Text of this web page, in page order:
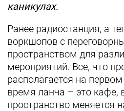
каникулах.
Ранее радиостанция, а
воркшопов с
пространством для
мероприятий. Все, что
располагается на
время ланча – это кафе,
пространство меняется